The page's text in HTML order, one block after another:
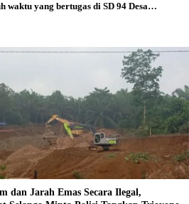
waktu yang bertugas di SD 94 Desa…
dan Jarah Emas Secara Ilegal,